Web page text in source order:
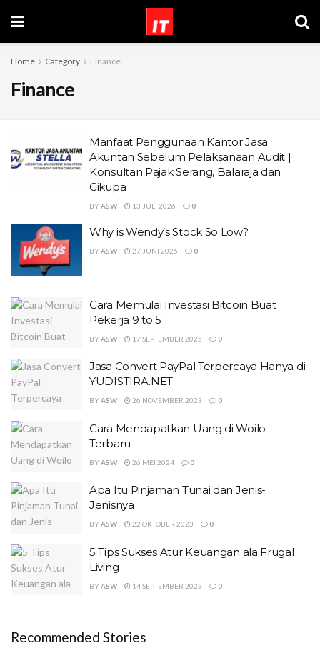
Home Category Finance
Finance
Manfaat Penggunaan Kantor Jasa
Akuntan Sebelum Pelaksanaan Audit |
Konsultan Pajak Serang, Balaraja dan
Cikupa
BYASW 13 JULI 2026 0
Why is Wendy’s Stock So Low?
BYASW 27 JUNI 2026 0
Cara Memulai Investasi Bitcoin Buat
Pekerja 9 to 5
BYASW 17 SEPTEMBER 2025 0
Jasa Convert PayPal Terpercaya Hanya di
YUDISTIRA.NET
BYASW 26 NOVEMBER 2023 0
Cara Mendapatkan Uang di Woilo
Terbaru
BYASW 26 MEI 2024 0
Apa Itu Pinjaman Tunai dan Jenis-
Jenisnya
BYASW 22 OKTOBER 2023 0
5 Tips Sukses Atur Keuangan ala Frugal
Living
BYASW 14 SEPTEMBER 2023 0
Recommended Stories